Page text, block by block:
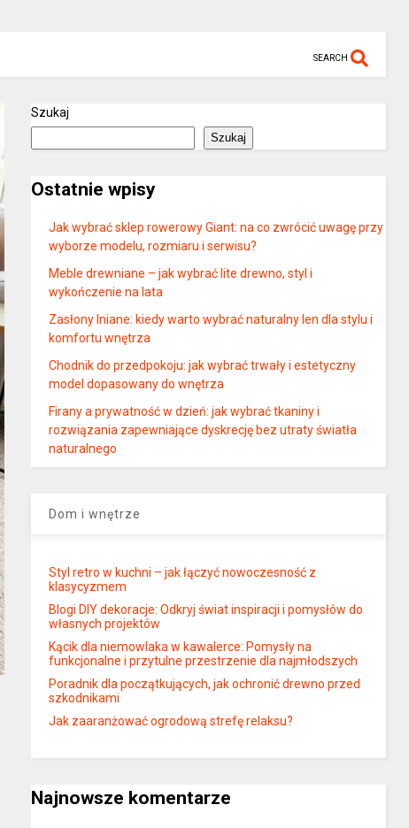
SEARCH
Szukaj
Szukaj
Ostatnie wpisy
Jak wybrać sklep rowerowy Giant: na co zwrócić uwagę przy
wyborze modelu, rozmiaru i serwisu?
Meble drewniane – jak wybrać lite drewno, styl i
wykończenie na lata
Zasłony lniane: kiedy warto wybrać naturalny len dla stylu i
komfortu wnętrza
Chodnik do przedpokoju: jak wybrać trwały i estetyczny
model dopasowany do wnętrza
Firany a prywatność w dzień: jak wybrać tkaniny i
rozwiązania zapewniające dyskrecję bez utraty światła
naturalnego
Dom i wnętrze
Styl retro w kuchni – jak łączyć nowoczesność z
klasycyzmem
Blogi DIY dekoracje: Odkryj świat inspiracji i pomysłów do
własnych projektów
Kącik dla niemowlaka w kawalerce: Pomysły na
funkcjonalne i przytulne przestrzenie dla najmłodszych
Poradnik dla początkujących, jak ochronić drewno przed
szkodnikami
Jak zaaranżować ogrodową strefę relaksu?
Najnowsze komentarze